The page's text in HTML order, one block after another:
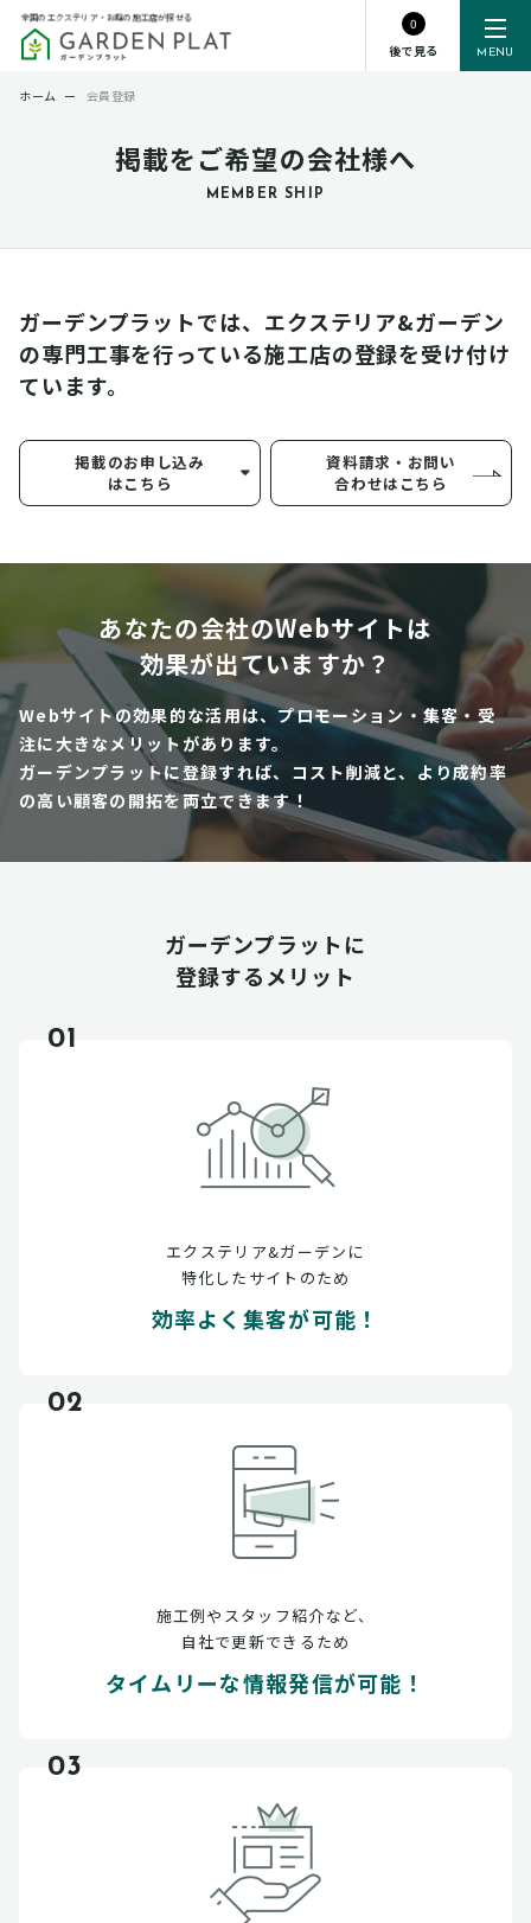
MENU
全国のエクステリア・お庭の施工店が探せる
0
後で見る
掲載をご希望の会社様へ
MEMBER SHIP
ホーム ー 会員登録
ガーデンプラットでは、エクステリア&ガーデン
の専門工事を行っている施工店の登録を受け付け
ています。
掲載のお申し込み
はこちら
資料請求・お問い
合わせはこちら
あなたの会社のWebサイトは
効果が出ていますか？
Webサイトの効果的な活用は、プロモーション・集客・受
注に大きなメリットがあります。
ガーデンプラットに登録すれば、コスト削減と、より成約率
の高い顧客の開拓を両立できます！
ガーデンプラットに
登録するメリット
01
エクステリア&ガーデンに
特化したサイトのため
効率よく集客が可能！
02
施工例やスタッフ紹介など、
自社で更新できるため
タイムリーな情報発信が可能！
03